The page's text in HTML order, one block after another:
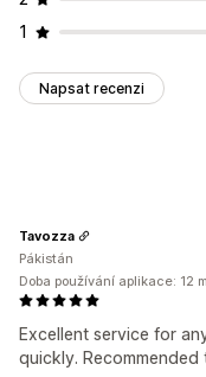
1
Napsat recenzi
Excellent service for
quickly. Recommended
Tavozza
Pákistán
Doba používání aplikace: 12